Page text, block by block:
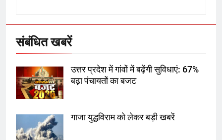
संबंधित खबरें
उत्तर प्रदेश में गांवों में बढ़ेंगी सुविधाएं: 67%
बढ़ा पंचायतों का बजट
गाजा युद्धविराम को लेकर बड़ी खबरें
7
गाजा युद्धविराम को लेकर बड़ी खबरें
8